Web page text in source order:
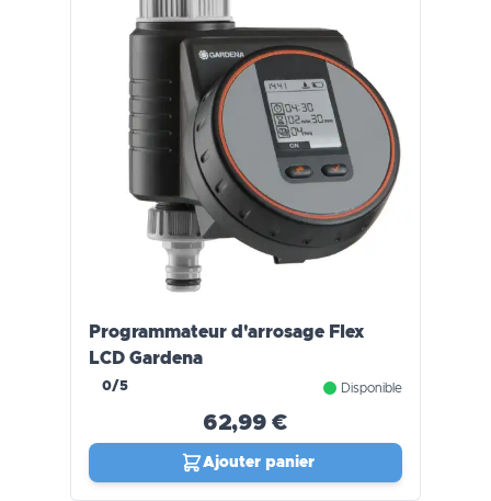
Programmateur d'arrosage Flex
LCD Gardena
0/5 Disponible
62,99 €
Ajouter panier